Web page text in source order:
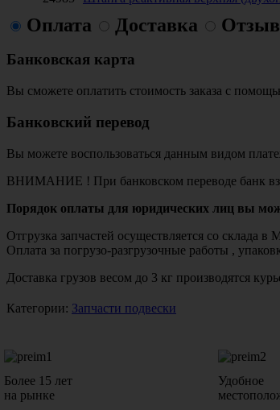
Оплата Доставка
Банковская карта
Вы сможете оплатить стоимость заказа с
Банковский перевод
Вы можете воспользоваться данным видом
ВНИМАНИЕ ! При банковском переводе банк
Порядок оплаты для юридических лиц вы
Отгрузка запчастей осуществляется со
Оплата за погрузо-разгрузочные работы ,
Доставка грузов весом до 3 кг производятся
Категории: Запчасти подвески
Более 15 лет
на рынке
Удобное